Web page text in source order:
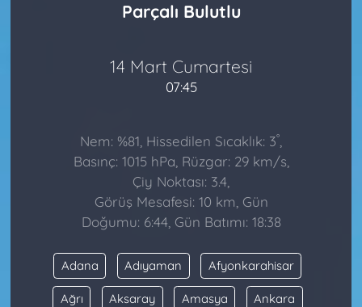
Parçalı Bulutlu
14 Mart Cumartesi
07:45
Nem: %81, Hissedilen Sıcaklık: 3°
Basınç: 1015 hPa, Rüzgar: 29 km/s,
Çiy Noktası: 3.4,
Görüş Mesafesi: 10 km, Gün
Doğumu: 6:44, Gün Batımı: 18:38
Adana Adıyaman Afyonkarahisar
Ağrı Aksaray Amasya Ankara